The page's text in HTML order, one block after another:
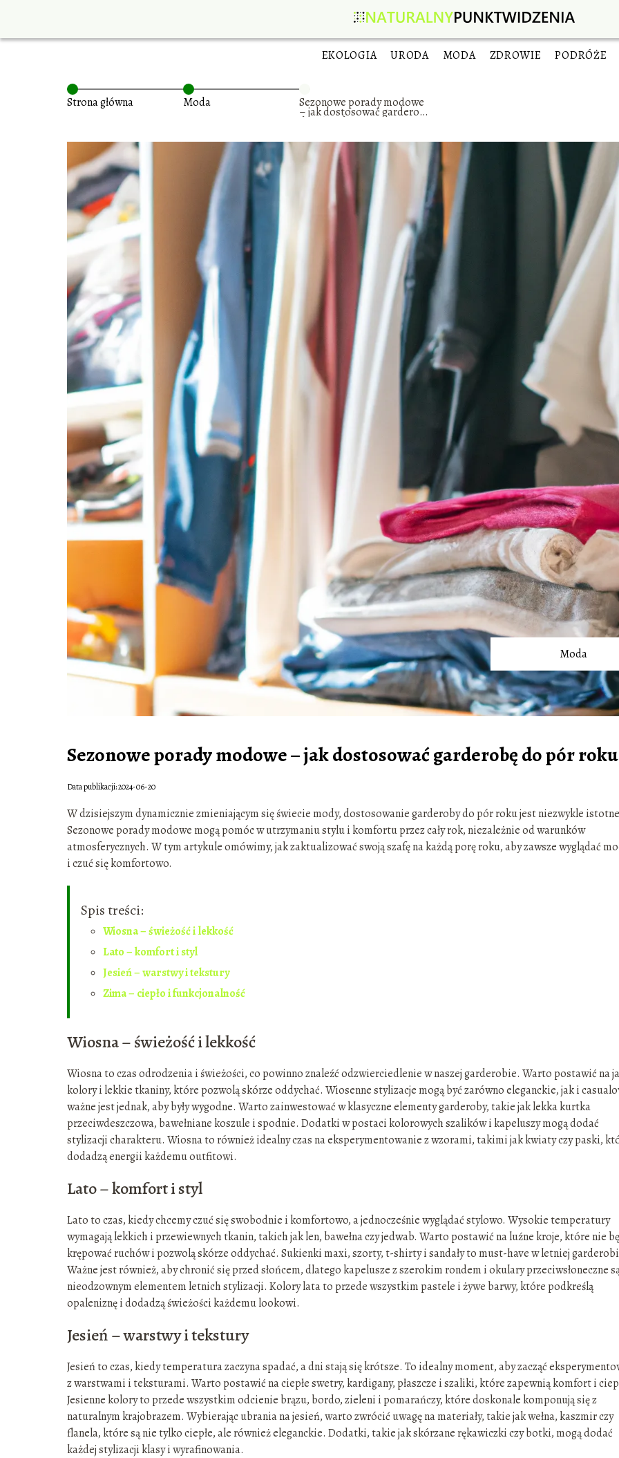
EKOLOGIA URODA MODA ZDROWIE PODRÓŻE
Strona główna Moda Sezonowe porady modowe
– jak dostosować garderobę
do pór roku
Moda
Sezonowe porady modowe – jak dostosować garderobę do pór roku
Data publikacji: 2024-06-20
W dzisiejszym dynamicznie zmieniającym się świecie mody, dostosowanie garderoby do pór roku jest niezwykle
Sezonowe porady modowe mogą pomóc w utrzymaniu stylu i komfortu przez cały rok, niezależnie od warunków
atmosferycznych. W tym artykule omówimy, jak zaktualizować swoją szafę na każdą porę roku, aby zawsze wyglądać
i czuć się komfortowo.
Spis treści:
Wiosna – świeżość i lekkość
Lato – komfort i styl
Jesień – warstwy i tekstury
Zima – ciepło i funkcjonalność
Wiosna – świeżość i lekkość
Wiosna to czas odrodzenia i świeżości, co powinno znaleźć odzwierciedlenie w naszej garderobie. Warto postawić na
kolory i lekkie tkaniny, które pozwolą skórze oddychać. Wiosenne stylizacje mogą być zarówno eleganckie, jak i
ważne jest jednak, aby były wygodne. Warto zainwestować w klasyczne elementy garderoby, takie jak lekka kurtka
przeciwdeszczowa, bawełniane koszule i spodnie. Dodatki w postaci kolorowych szalików i kapeluszy mogą dodać
stylizacji charakteru. Wiosna to również idealny czas na eksperymentowanie z wzorami, takimi jak kwiaty czy paski,
dodadzą energii każdemu outfitowi.
Lato – komfort i styl
Lato to czas, kiedy chcemy czuć się swobodnie i komfortowo, a jednocześnie wyglądać stylowo. Wysokie temperatury
wymagają lekkich i przewiewnych tkanin, takich jak len, bawełna czy jedwab. Warto postawić na luźne kroje, które nie
krępować ruchów i pozwolą skórze oddychać. Sukienki maxi, szorty, t-shirty i sandały to must-have w letniej
Ważne jest również, aby chronić się przed słońcem, dlatego kapelusze z szerokim rondem i okulary przeciwsłoneczne
nieodzownym elementem letnich stylizacji. Kolory lata to przede wszystkim pastele i żywe barwy, które podkreślą
opaleniznę i dodadzą świeżości każdemu lookowi.
Jesień – warstwy i tekstury
Jesień to czas, kiedy temperatura zaczyna spadać, a dni stają się krótsze. To idealny moment, aby zacząć
z warstwami i teksturami. Warto postawić na ciepłe swetry, kardigany, płaszcze i szaliki, które zapewnią komfort i
Jesienne kolory to przede wszystkim odcienie brązu, bordo, zieleni i pomarańczy, które doskonale komponują się z
naturalnym krajobrazem. Wybierając ubrania na jesień, warto zwrócić uwagę na materiały, takie jak wełna, kaszmir czy
flanela, które są nie tylko ciepłe, ale również eleganckie. Dodatki, takie jak skórzane rękawiczki czy botki, mogą dodać
każdej stylizacji klasy i wyrafinowania.